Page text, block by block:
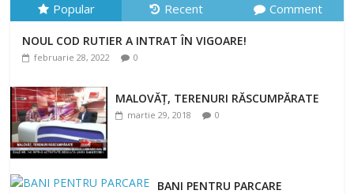
NOUL COD RUTIER A INTRAT ÎN VIGOARE!
februarie 28, 2022 0
Popular Recent Comment
NOUL COD RUTIER A INTRAT ÎN VIGOARE!
februarie 28, 2022 0
MALOVĂȚ, TERENURI RĂSCUMPĂRATE
martie 29, 2018 0
BANI PENTRU PARCARE